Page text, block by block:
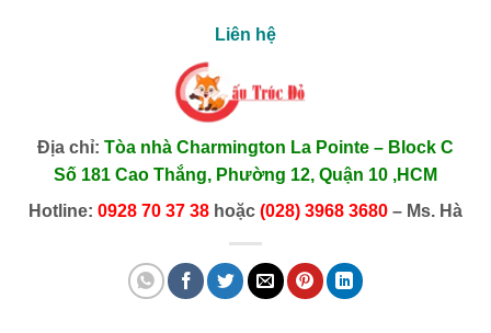
Liên hệ
Địa chỉ: Tòa nhà Charmington La Pointe – Block C
Số 181 Cao Thắng, Phường 12, Quận 10 ,HCM
Hotline: 0928 70 37 38 hoặc (028) 3968 3680 – Ms. Hà